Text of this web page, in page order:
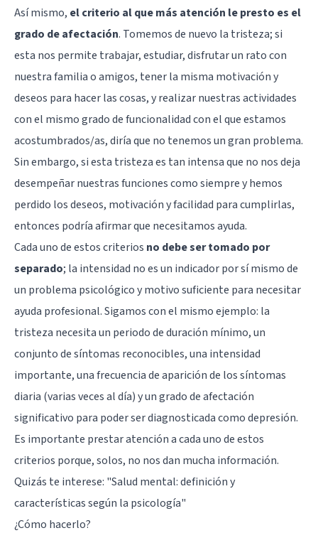
Así mismo, el criterio al que más atención le presto es el
grado de afectación. Tomemos de nuevo la tristeza; si
esta nos permite trabajar, estudiar, disfrutar un rato con
nuestra familia o amigos, tener la misma motivación y
deseos para hacer las cosas, y realizar nuestras actividades
con el mismo grado de funcionalidad con el que estamos
acostumbrados/as, diría que no tenemos un gran problema.
Sin embargo, si esta tristeza es tan intensa que no nos deja
desempeñar nuestras funciones como siempre y hemos
perdido los deseos, motivación y facilidad para cumplirlas,
entonces podría afirmar que necesitamos ayuda.
Cada uno de estos criterios no debe ser tomado por
separado; la intensidad no es un indicador por sí mismo de
un problema psicológico y motivo suficiente para necesitar
ayuda profesional. Sigamos con el mismo ejemplo: la
tristeza necesita un periodo de duración mínimo, un
conjunto de síntomas reconocibles, una intensidad
importante, una frecuencia de aparición de los síntomas
diaria (varias veces al día) y un grado de afectación
significativo para poder ser diagnosticada como depresión.
Es importante prestar atención a cada uno de estos
criterios porque, solos, no nos dan mucha información.
Quizás te interese: "Salud mental: definición y
características según la psicología"
¿Cómo hacerlo?